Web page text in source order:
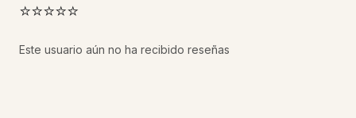
⭐⭐⭐⭐⭐
Este usuario aún no ha recibido reseñas